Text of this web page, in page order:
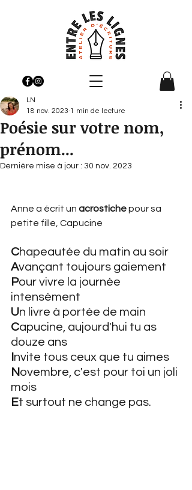
Poésie sur votre nom,
prénom...
LN
18 nov. 2023 1 min de lecture
Dernière mise à jour : 30 nov. 2023
Anne a écrit un acrostiche pour sa
petite fille, Capucine
Chapeautée du matin au soir
Avançant toujours gaiement
Pour vivre la journée
intensément
Un livre à portée de main
Capucine, aujourd'hui tu as
douze ans
nvite tous ceux que tu aimes
N ovembre, c'est pour toi un joli
mois
Et surtout ne change pas.